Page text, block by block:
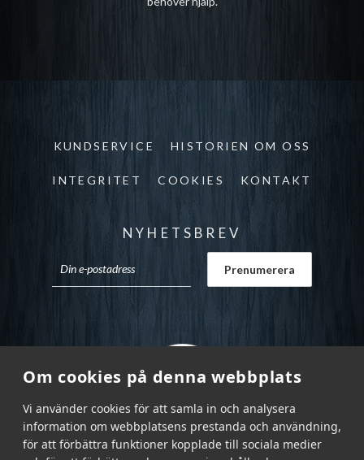
Om cookies på denna webbplats
Vi använder cookies för att samla in och analysera
information om webbplatsens prestanda och användning,
för att förbättra funktioner kopplade till sociala medier
KUNDSERVICE HISTORIEN OM OSS
INTEGRITET COOKIES KONTAKT
NYHETSBREV